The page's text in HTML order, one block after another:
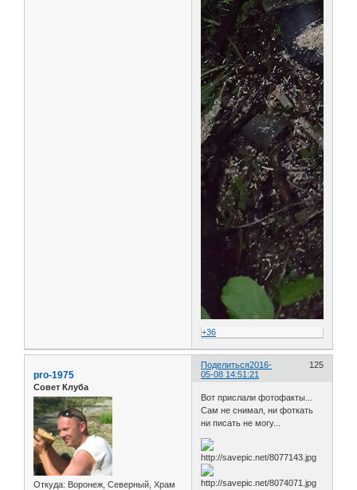
+36
Поделиться 125
2016-
05-08 14:51:21
pro-1975
Совет Клуба
Откуда: Воронеж, Северный, Храм
Вот прислали фотофакты...
Сам не снимал, ни фоткать
ни писать не могу...